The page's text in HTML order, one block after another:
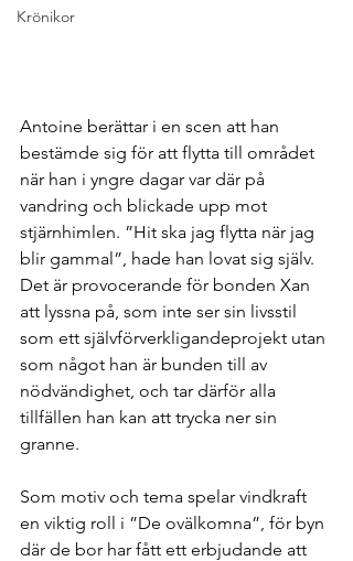
Krönikor
Antoine berättar i en scen att han
bestämde sig för att flytta till området
när han i yngre dagar var där på
vandring och blickade upp mot
stjärnhimlen. ”Hit ska jag flytta när jag
blir gammal”, hade han lovat sig själv.
Det är provocerande för bonden Xan
att lyssna på, som inte ser sin livsstil
som ett självförverkligandeprojekt utan
som något han är bunden till av
nödvändighet, och tar därför alla
tillfällen han kan att trycka ner sin
granne.
Som motiv och tema spelar vindkraft
en viktig roll i ”De ovälkomna”, för byn
där de bor har fått ett erbjudande att